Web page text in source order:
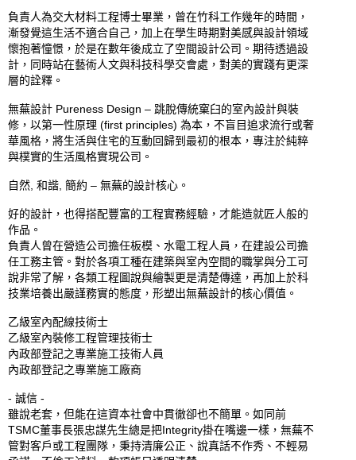
負責人為交大材料工程博士畢業，曾在竹科工作幾年的時間，
漸發覺這生活不適合自己，加上在學生時期對美感與設計領域
懷抱著憧憬，於是在數年後成立了空間設計公司。期待透過設
計，同時站在藝術人文與科技科學交會處，對美的實踐有更深
層的詮釋。
無蕪設計 Pureness Design – 跳脫傳統窠臼的室內設計與裝
修，以第一性原理 (first principles) 為本，不盲目追求流行或奢
華風格，將生活與住宅的互動回歸到最初的根本，專注於純粹
與樸實的生活風格實現公司。
自然, 和諧, 簡約 – 無蕪的設計核心。
好的設計，也得搭配豐富的工程實務經驗，才能造就匠人般的
作品。
負責人曾在營造公司擔任板模、水電工程人員，在建設公司擔
任工務主管。對於各項工種在建築與室內空間的職掌與分工可
說非常了解，各類工程圖說與繪製更是清楚傳達，再加上於科
技業培養出嚴謹務實的態度，形塑出無蕪設計的核心價值。
乙級室內配線技術士
乙級室內裝修工程管理技術士
內政部登記之專業施工技術人員
內政部登記之專業施工廠商
- 誠信 -
雖說老套，但能在這資本社會中貫徹卻也不簡單。如同前
TSMC董事長張忠謀先生總是把Integrity掛在嘴邊一樣，無蕪不
管對客戶或工程團隊，秉持清廉公正、說真話不作秀、不輕易